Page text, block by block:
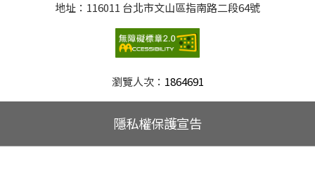
地址：116011 台北市文山區指南路二段64號
瀏覽人次： 1864691
隱私權保護宣告